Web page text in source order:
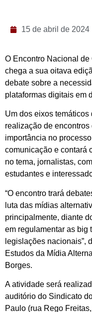
15 de abril de 2024
O Encontro Nacional
chega a sua oitava
debate sobre a
plataformas digitais em
Um dos eixos
realização de
importância no
comunicação e contará
no tema, jornalistas,
estudantes e
“O encontro trará
luta das mídias
principalmente, diante
em regulamentar as big
legislações nacionais”,
Estudos da Mídia
Borges.
A atividade será
auditório do Sindicato
Paulo (rua Rego